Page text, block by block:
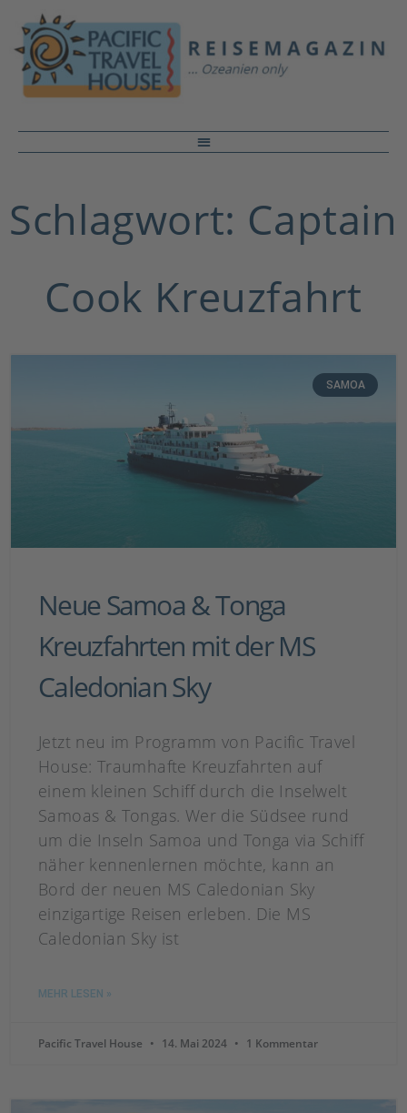
Schlagwort: Captain
Cook Kreuzfahrt
SAMOA
Neue Samoa & Tonga
Kreuzfahrten mit der MS
Caledonian Sky
Jetzt neu im Programm von Pacific Travel
House: Traumhafte Kreuzfahrten auf
einem kleinen Schiff durch die Inselwelt
Samoas & Tongas. Wer die Südsee rund
um die Inseln Samoa und Tonga via Schiff
näher kennenlernen möchte, kann an
Bord der neuen MS Caledonian Sky
einzigartige Reisen erleben. Die MS
Caledonian Sky ist
MEHR LESEN »
Pacific Travel House 14. Mai 2024 1 Kommentar